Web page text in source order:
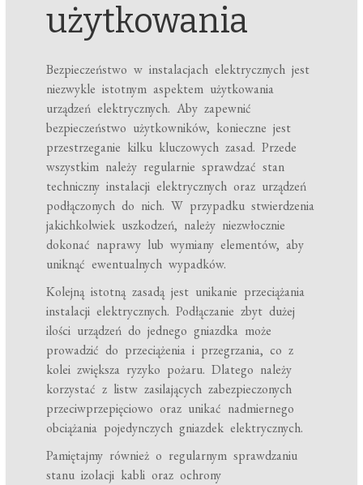
użytkowania
Bezpieczeństwo w instalacjach elektrycznych jest
niezwykle istotnym aspektem użytkowania
urządzeń elektrycznych. Aby zapewnić
bezpieczeństwo użytkowników, konieczne jest
przestrzeganie kilku kluczowych zasad. Przede
wszystkim należy regularnie sprawdzać stan
techniczny instalacji elektrycznych oraz urządzeń
podłączonych do nich. W przypadku stwierdzenia
jakichkolwiek uszkodzeń, należy niezwłocznie
dokonać naprawy lub wymiany elementów, aby
uniknąć ewentualnych wypadków.
Kolejną istotną zasadą jest unikanie przeciążania
instalacji elektrycznych. Podłączanie zbyt dużej
ilości urządzeń do jednego gniazdka może
prowadzić do przeciążenia i przegrzania, co z
kolei zwiększa ryzyko pożaru. Dlatego należy
korzystać z listw zasilających zabezpieczonych
przeciwprzepięciowo oraz unikać nadmiernego
obciążania pojedynczych gniazdek elektrycznych.
Pamiętajmy również o regularnym sprawdzaniu
stanu izolacji kabli oraz ochrony